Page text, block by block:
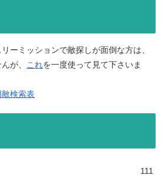
ーミッションで敵探しが面倒な方は、
が、
これを一度使って見て下さいま
検索表
111